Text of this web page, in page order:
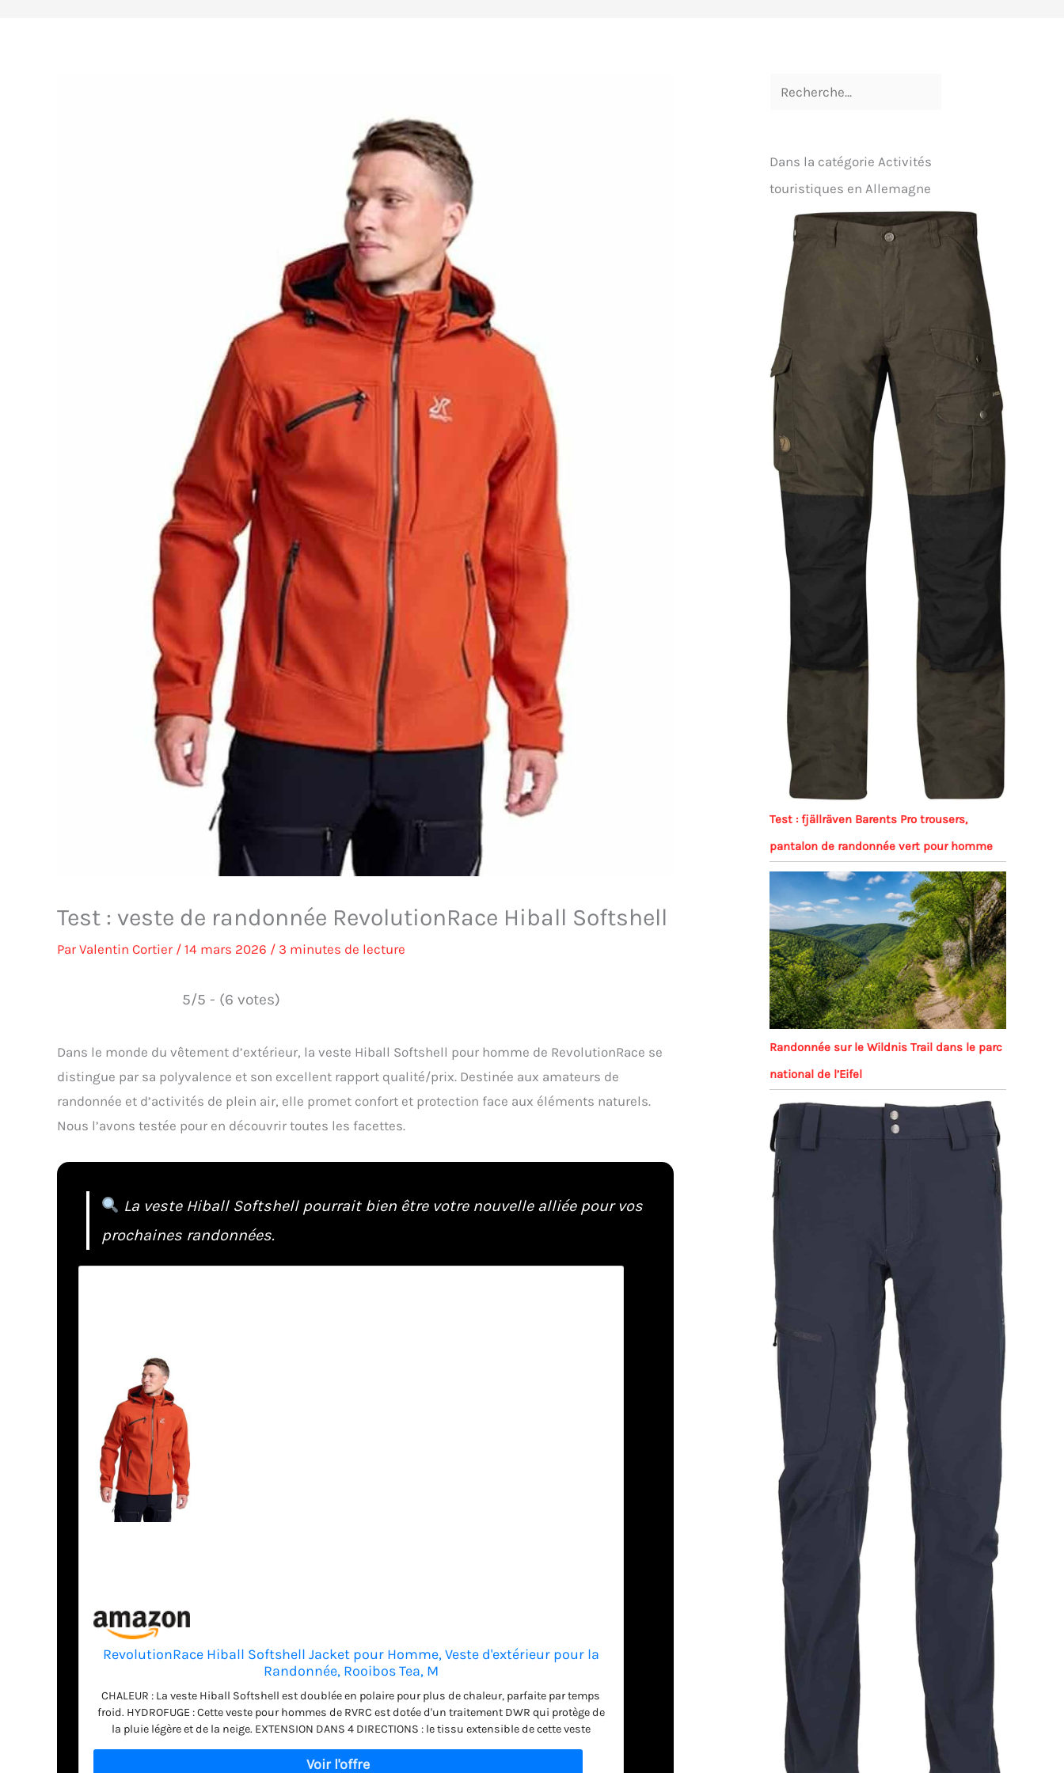
Test : veste de randonnée RevolutionRace Hiball Softshell
ParValentin Cortier / 14 mars 2026 / 3 minutes de lecture
5/5 - (6 votes)
Dans le monde du vêtement d’extérieur, la veste Hiball Softshell pour homme de RevolutionRace se
distingue par sa polyvalence et son excellent rapport qualité/prix. Destinée aux amateurs de
randonnée et d’activités de plein air, elle promet confort et protection face aux éléments naturels.
Nous l’avons testée pour en découvrir toutes les facettes.
La veste Hiball Softshell pourrait bien être votre nouvelle alliée pour vos
prochaines randonnées.
RevolutionRace Hiball Softshell Jacket pour Homme, Veste d'extérieur pour la
Randonnée, Rooibos Tea, M
CHALEUR : La veste Hiball Softshell est doublée en polaire pour plus de chaleur, parfaite par temps
froid. HYDROFUGE : Cette veste pour hommes de RVRC est dotée d'un traitement DWR qui protège de
la pluie légère et de la neige. EXTENSION DANS 4 DIRECTIONS : le tissu extensible de cette veste
La capuche compatible avec un casque offre une protection polyvalente et peut être retirée lorsqu'elle
Dans la catégorie Activités
touristiques en Allemagne
Test : fjällräven Barents Pro trousers,
pantalon de randonnée vert pour homme
Randonnée sur le Wildnis Trail dans le parc
national de l’Eifel